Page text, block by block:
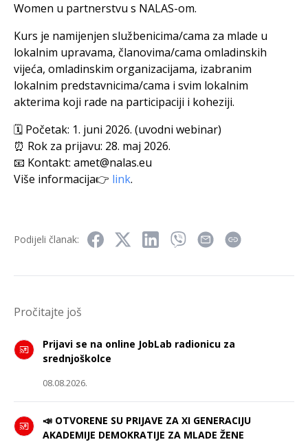
Women u partnerstvu s NALAS-om.
Kurs je namijenjen službenicima/cama za mlade u
lokalnim upravama, članovima/cama omladinskih
vijeća, omladinskim organizacijama, izabranim
lokalnim predstavnicima/cama i svim lokalnim
akterima koji rade na participaciji i koheziji.
🗓 Početak: 1. juni 2026. (uvodni webinar)
⏰ Rok za prijavu: 28. maj 2026.
📧 Kontakt: amet@nalas.eu
Više informacija👉 link.
Podijeli članak:
Pročitajte još
Prijavi se na online JobLab radionicu za
srednjoškolce
08.08.2026.
📣 OTVORENE SU PRIJAVE ZA XI GENERACIJU
AKADEMIJE DEMOKRATIJE ZA MLADE ŽENE